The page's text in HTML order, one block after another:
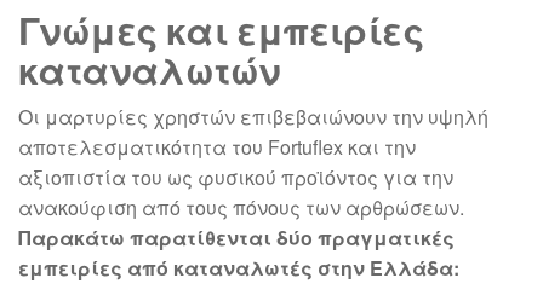
Γνώμες και εμπειρίες
καταναλωτών
Οι μαρτυρίες χρηστών επιβεβαιώνουν την υψηλή
αποτελεσματικότητα του Fortuflex και την
αξιοπιστία του ως φυσικού προϊόντος για την
ανακούφιση από τους πόνους των αρθρώσεων.
Παρακάτω παρατίθενται δύο πραγματικές
εμπειρίες από καταναλωτές στην Ελλάδα: